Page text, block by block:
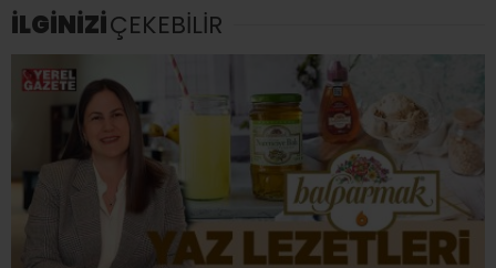
İLGİNİZİÇEKEBİLİR